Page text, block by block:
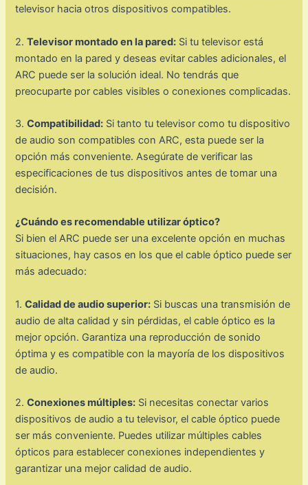
televisor hacia otros dispositivos compatibles.
2.Televisor montado en la pared: Si tu televisor está
montado en la pared y deseas evitar cables adicionales, el
ARC puede ser la solución ideal. No tendrás que
preocuparte por cables visibles o conexiones complicadas.
3.Compatibilidad: Si tanto tu televisor como tu dispositivo
de audio son compatibles con ARC, esta puede ser la
opción más conveniente. Asegúrate de verificar las
especificaciones de tus dispositivos antes de tomar una
decisión.
¿Cuándo es recomendable utilizar óptico?
Si bien el ARC puede ser una excelente opción en muchas
situaciones, hay casos en los que el cable óptico puede ser
más adecuado:
1.Calidad de audio superior: Si buscas una transmisión de
audio de alta calidad y sin pérdidas, el cable óptico es la
mejor opción. Garantiza una reproducción de sonido
óptima y es compatible con la mayoría de los dispositivos
de audio.
2.Conexiones múltiples: Si necesitas conectar varios
dispositivos de audio a tu televisor, el cable óptico puede
ser más conveniente. Puedes utilizar múltiples cables
ópticos para establecer conexiones independientes y
garantizar una mejor calidad de audio.